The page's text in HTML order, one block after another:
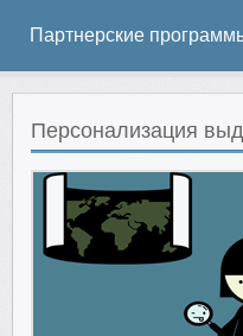
Партнерские
Персонализация